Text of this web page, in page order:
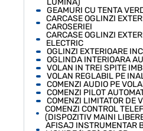
LUMINA)
GEAMURI CU TENTA
CARCASE OGLINZI
CAROSERIEI
CARCASE OGLINZI
ELECTRIC
OGLINZI EXTERIOARE
OGLINDA INTERIOARA
VOLAN IN TREI SPITE
VOLAN REGLABIL PE
COMENZI AUDIO PE
COMENZI PILOT
COMENZI LIMITATOR DE
COMENZI CONTROL
(DISPOZITIV MAINI
AFISAJ INSTRUMENTAR